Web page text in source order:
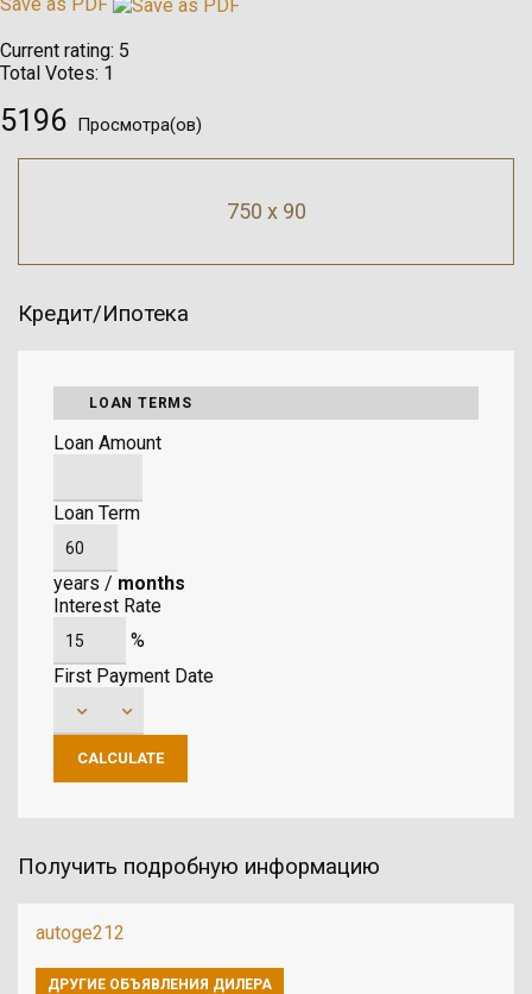
Current rating: 5
Total Votes: 1
5196 Просмотра(ов)
750 x 90
Кредит/Ипотека
LOAN TERMS
Loan Amount
Loan Term
years / months
Interest Rate
%
First Payment Date
Получить подробную информацию
autoge212
ДРУГИЕ ОБЪЯВЛЕНИЯ ДИЛЕРА